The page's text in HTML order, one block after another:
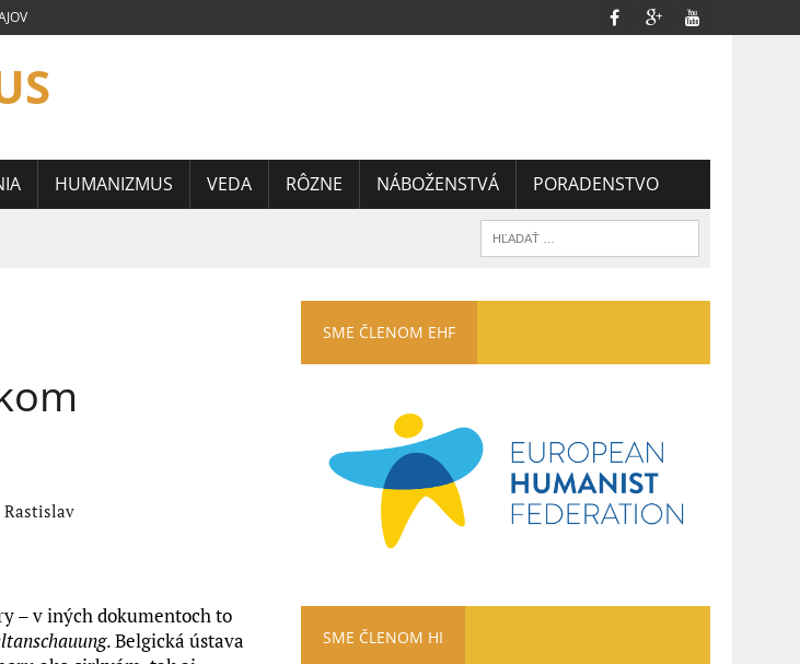
HUMANIZMUS VEDA RÔZNE NÁBOŽENSTVÁ PORADENSTVO
JÁNA HORÁRIKA 2026 – 3.
JÁNA HORÁRIKA 2026 – 2.
Rastislav
– v iných dokumentoch to
. Belgická ústava
SME ČLENOM EHF
SME ČLENOM HI